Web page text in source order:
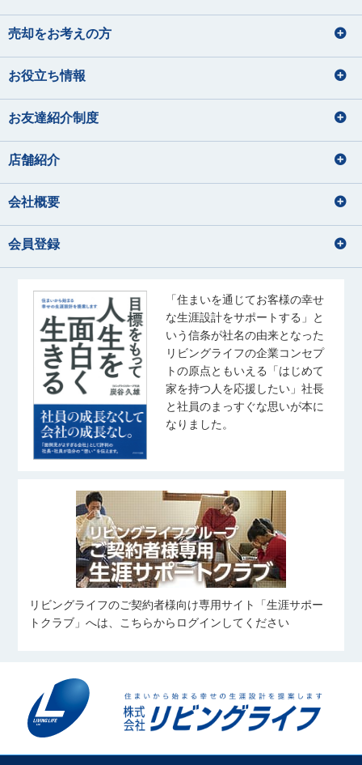
売却をお考えの方
お役立ち情報
お友達紹介制度
店舗紹介
会社概要
会員登録
「住まいを通じてお客様の幸せ
な生涯設計をサポートする」と
いう信条が社名の由来となった
リビングライフの企業コンセプ
トの原点ともいえる「はじめて
家を持つ人を応援したい」社長
と社員のまっすぐな思いが本に
なりました。
リビングライフのご契約者様向け専用サイト「生涯サポー
トクラブ」へは、こちらからログインしてください